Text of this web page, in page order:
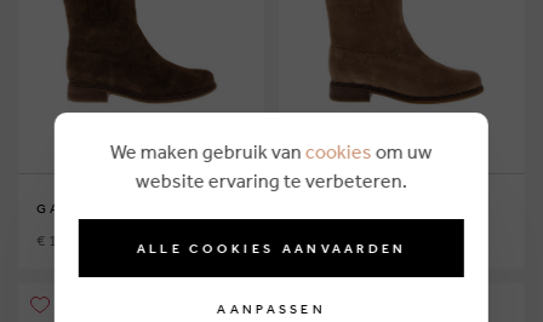
GABOR
€ 124,95 € 124,95
We maken gebruik van cookies om uw
website ervaring te verbeteren.
ALLE COOKIES AANVAARDEN
AANPASSEN